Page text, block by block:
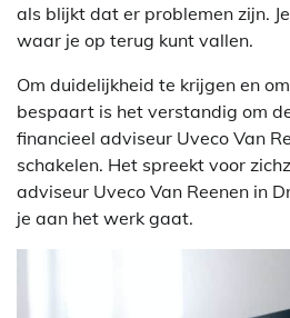
als blijkt dat er problemen zijn.
waar je op terug kunt vallen.
Om duidelijkheid te krijgen en
bespaart is het verstandig om
financieel adviseur Uveco Van
schakelen. Het spreekt voor
adviseur Uveco Van Reenen in
je aan het werk gaat.